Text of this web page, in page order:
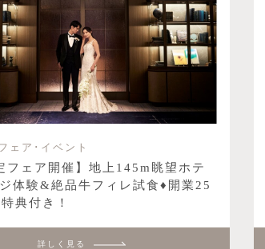
ェア･イベント
フェア開催】地上145m眺望ホテ
体験&絶品牛フィレ試食♦開業25
典付き！
詳しく見る